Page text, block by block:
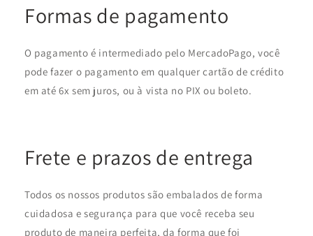
Formas de pagamento
O pagamento é intermediado pelo MercadoPago, você
pode fazer o pagamento em qualquer cartão de crédito
em até 6x sem juros, ou à vista no PIX ou boleto.
Frete e prazos de entrega
Todos os nossos produtos são embalados de forma
cuidadosa e segurança para que você receba seu
produto de maneira perfeita, da forma que foi